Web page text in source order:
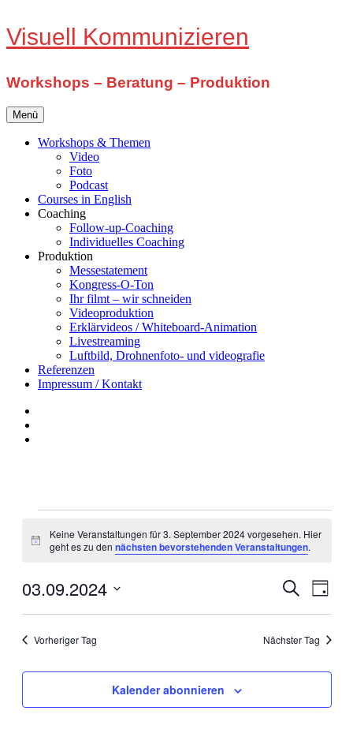
Zum
Inhalt
Visuell Kommunizieren
Workshops – Beratung – Produktion
Menü
Workshops & Themen
Video
Foto
Podcast
Courses in English
Coaching
Follow-up-Coaching
Individuelles Coaching
Produktion
Messestatement
Kongress-O-Ton
Ihr filmt – wir schneiden
Videoproduktion
Erklärvideos / Whiteboard-Animation
Livestreaming
Luftbild, Drohnenfoto- und videografie
Referenzen
Impressum / Kontakt
für
2024
Hinweis
Keine Veranstaltungen für 3. September 2024 vorgesehen. Hier
geht es zu den nächsten bevorstehenden Veranstaltungen.
Suche
Suche
Tag
03.09.2024
Vorheriger Tag
Nächster Tag
Kalender abonnieren